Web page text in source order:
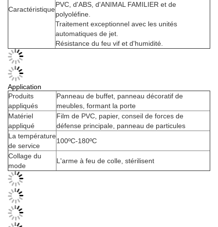
Caractéristique
PVC, d'ABS, d'ANIMAL FAMILIER et de
polyoléfine.
Traitement exceptionnel avec les unités
automatiques de jet.
Résistance du feu vif et d'humidité.
Application
Produits
appliqués
Panneau de buffet, panneau décoratif de
meubles, formant la porte
Matériel
appliqué
Film de PVC, papier, conseil de forces de
défense principale, panneau de particules
La température
de service
100ºC-180ºC
Collage du
mode
L'arme à feu de colle, stérilisent